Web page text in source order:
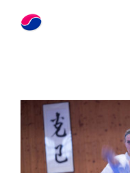
Zum
Inhalt